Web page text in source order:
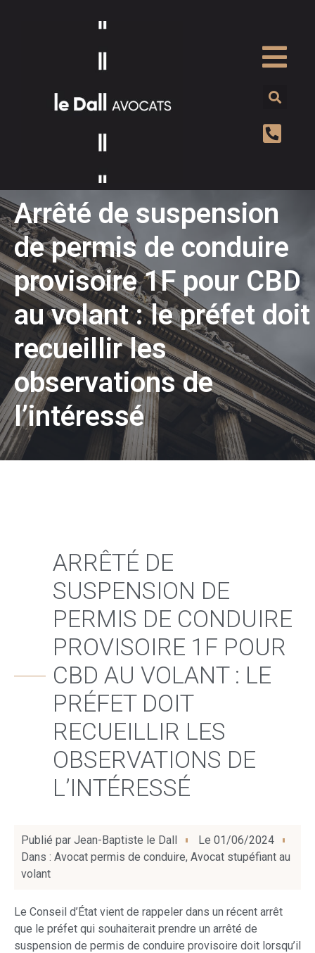
Arrêté de suspension
de permis de conduire
provisoire 1F pour CBD
au volant : le préfet doit
recueillir les
observations de
l’intéressé
ARRÊTÉ DE
SUSPENSION DE
PERMIS DE CONDUIRE
PROVISOIRE 1F POUR
CBD AU VOLANT : LE
PRÉFET DOIT
RECUEILLIR LES
OBSERVATIONS DE
L’INTÉRESSÉ
Publié par Jean-Baptiste le Dall Le 01/06/2024
Dans : Avocat permis de conduire, Avocat stupéfiant au
volant
Le Conseil d’État vient de rappeler dans un récent arrêt
que le préfet qui souhaiterait prendre un arrêté de
suspension de permis de conduire provisoire doit lorsqu’il